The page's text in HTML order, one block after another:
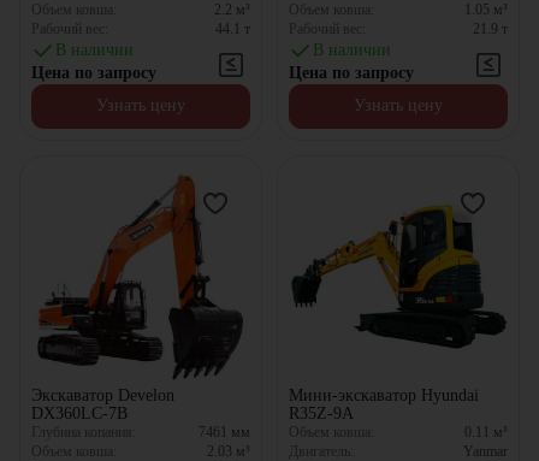
Объем ковша:
2.2 м³
Рабочий вес:
44.1 т
В наличии
Цена по запросу
Узнать цену
Объем ковша:
1.05 м³
Рабочий вес:
21.9 т
В наличии
Цена по запросу
Узнать цену
Экскаватор Develon
DX360LC-7B
Глубина копания: 7461 мм
Объем ковша:
2.03 м³
Мини-экскаватор Hyundai
R35Z-9A
Объем ковша: 0.11 м³
Двигатель:
Yanmar